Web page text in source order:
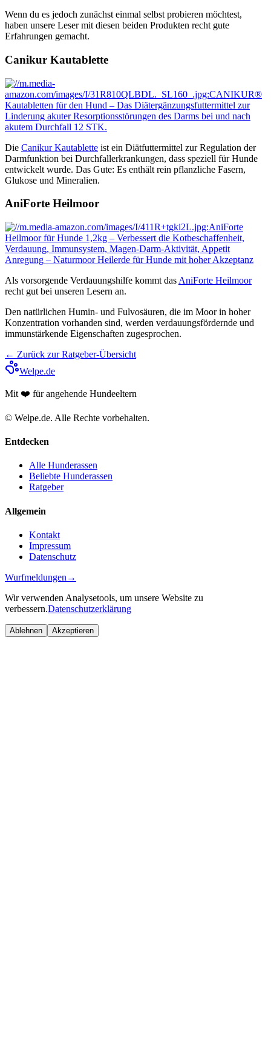
Wenn du es jedoch zunächst einmal selbst probieren möchtest,
haben unsere Leser mit diesen beiden Produkten recht gute
Erfahrungen gemacht.
Canikur Kautablette
Die Canikur Kautablette ist ein Diätfuttermittel zur Regulation der
Darmfunktion bei Durchfallerkrankungen, dass speziell für Hunde
entwickelt wurde. Das Gute: Es enthält rein pflanzliche Fasern,
Glukose und Mineralien.
AniForte Heilmoor
Als vorsorgende Verdauungshilfe kommt das AniForte Heilmoor
recht gut bei unseren Lesern an.
Den natürlichen Humin- und Fulvosäuren, die im Moor in hoher
Konzentration vorhanden sind, werden verdauungsfördernde und
immunstärkende Eigenschaften zugesprochen.
← Zurück zur Ratgeber-Übersicht
Welpe.de
Mit ❤️ für angehende Hundeeltern
© Welpe.de. Alle Rechte vorbehalten.
Entdecken
Alle Hunderassen
Beliebte Hunderassen
Ratgeber
Allgemein
Kontakt
Impressum
Datenschutz
Wurfmeldungen →
Wir verwenden Analysetools, um unsere Website zu
verbessern.Datenschutzerklärung
Ablehnen Akzeptieren